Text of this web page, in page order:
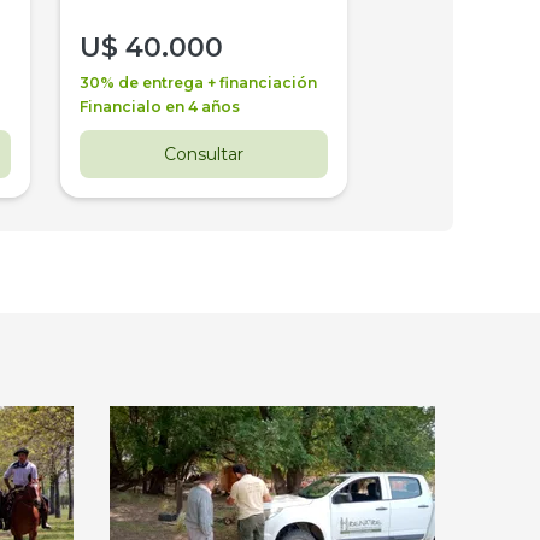
U$ 40.000
30% de entrega + financiación
Financialo en 4 años
Consultar